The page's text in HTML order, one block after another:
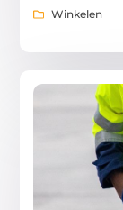
Winkelen